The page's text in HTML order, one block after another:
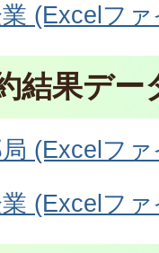
(Excelフ
結果デー
(Excelフ
(Excelフ